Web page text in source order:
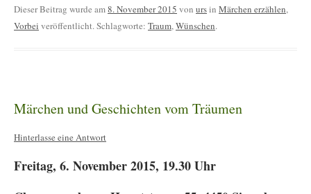
Dieser Beitrag wurde am8. November 2015 von ursin Märchen erzählen,
Vorbei veröffentlicht. Schlagworte: Traum,Wünschen.
Märchen und Geschichten vom Träumen
Hinterlasse eine Antwort
Freitag, 6. November 2015, 19.30 Uhr